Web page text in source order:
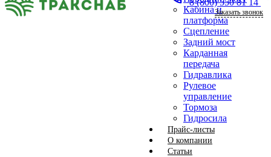
Кабина и
платформа
Сцепление
Задний мост
Карданная
передача
Гидравлика
Рулевое
управление
Тормоза
Гидросила
Прайс-листы
О компании
Статьи
Заказать звонок